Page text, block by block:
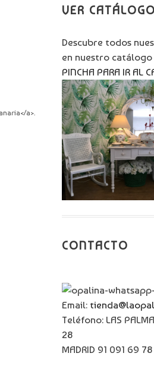
a>.
VER
Descubre todos
en nuestro catálogo
PINCHA PARA IR AL
CONTACTO
Email:
Teléfono: LAS
28
MADRID 91 091 69 78